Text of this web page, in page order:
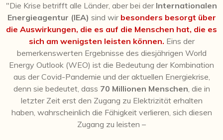
"Die Krise betrifft alle Länder, aber bei der Internationalen
Energieagentur (IEA) sind wir besonders besorgt über
die Auswirkungen, die es auf die Menschen hat, die es
sich am wenigsten leisten können. Eins der
bemerkenswerten Ergebnisse des diesjährigen World
Energy Outlook (WEO) ist die Bedeutung der Kombination
aus der Covid-Pandemie und der aktuellen Energiekrise,
denn sie bedeutet, dass 70 Millionen Menschen, die in
letzter Zeit erst den Zugang zu Elektrizität erhalten
haben, wahrscheinlich die Fähigkeit verlieren, sich diesen
Zugang zu leisten –